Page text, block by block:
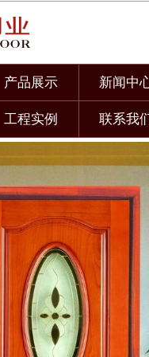
产品展示 新闻中
工程实例 联系我